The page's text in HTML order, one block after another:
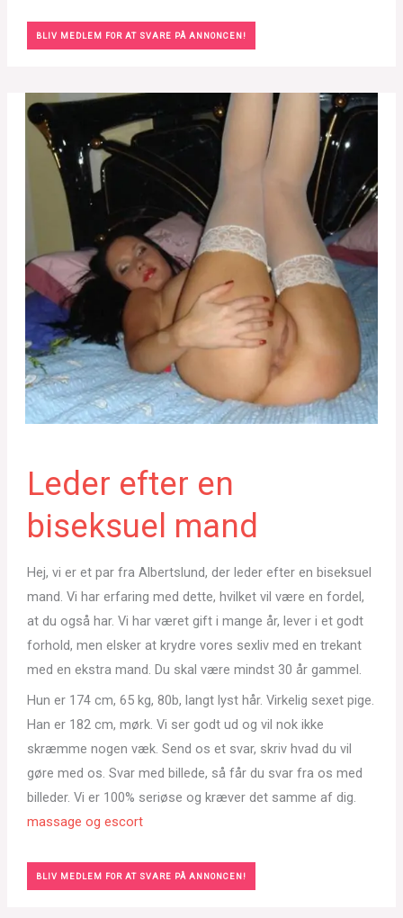
BLIV MEDLEM FOR AT SVARE PÅ ANNONCEN!
Leder efter en
biseksuel mand
Hej, vi er et par fra Albertslund, der leder efter en biseksuel
mand. Vi har erfaring med dette, hvilket vil være en fordel,
at du også har. Vi har været gift i mange år, lever i et godt
forhold, men elsker at krydre vores sexliv med en trekant
med en ekstra mand. Du skal være mindst 30 år gammel.
Hun er 174 cm, 65 kg, 80b, langt lyst hår. Virkelig sexet pige.
Han er 182 cm, mørk. Vi ser godt ud og vil nok ikke
skræmme nogen væk. Send os et svar, skriv hvad du vil
gøre med os. Svar med billede, så får du svar fra os med
billeder. Vi er 100% seriøse og kræver det samme af dig.
massage og escort
BLIV MEDLEM FOR AT SVARE PÅ ANNONCEN!